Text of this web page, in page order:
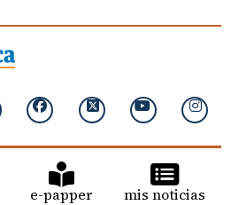
e-papper mis noticias